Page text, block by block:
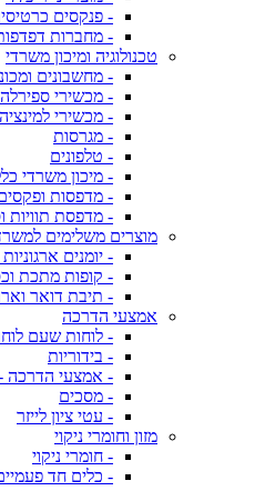
- פנקסים
- מחברות
טכנולוגיה ומיכון משרדי
- מחשבונים
- מכשירי ספירלה
- מכשירי
- מגרסות
- טלפונים
- מיכון משרדי
- מדפסות
- מדפסת תוויות
מוצרים משלימים
- יומנים ארגוניות
- קופות מתכת
- תיבת דואר
אמצעי הדרכה
- לוחות שעם
- בידוריות
- אמצעי הדרכה
- מסכים
- עטי ציון לייזר
מזון וחומרי ניקוי
- חומרי ניקוי
- כלים חד